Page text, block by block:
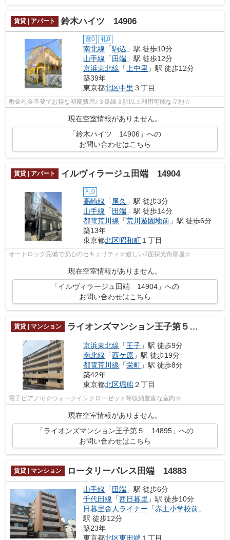
賃貸 | アパート 鈴木ハイツ 14906
敷0 礼0
南北線 「駒込 」駅 徒歩10分
山手線 「 田端 」駅 徒歩12分
京浜東北線 「 上中里 」駅 徒歩12分
築39年
東京都北区中里 ３丁目
敷金礼金不要でお得な初期費用♪３路線３駅以上利用可能な立地☆
現在空室情報がありません。
「鈴木ハイツ 14906」への
お問い合わせはこちら
賃貸 | アパート イルヴィラージュ田端 14904
礼0
高崎線 「尾久 」駅 徒歩3分
山手線 「 田端 」駅 徒歩14分
都電荒川線 「荒川遊園地前 」駅 徒歩6分
築13年
東京都北区昭和町１丁目
オートロック完備で安心のセキュリティ☆嬉しい2面採光角部屋☆
現在空室情報がありません。
「イルヴィラージュ田端 14904」への
お問い合わせはこちら
賃貸 | マンション ライオンズマンション王子第５ 14895
京浜東北線 「王子 」駅 徒歩9分
南北線 「西ケ原 」駅 徒歩19分
都電荒川線 「栄町 」駅 徒歩8分
築42年
東京都北区堀船２丁目
電子ピアノ可☆ウォークインクローゼット等収納豊富な室内☆
現在空室情報がありません。
「ライオンズマンション王子第５ 14895」への
お問い合わせはこちら
賃貸 | マンション ロータリーパレス田端 14883
山手線 「 田端 」駅 徒歩6分
千代田線 「西日暮里 」駅 徒歩10分
日暮里舎人ライナー 「赤土小学校前 」
駅 徒歩12分
築23年
東京都北区東田端 １丁目